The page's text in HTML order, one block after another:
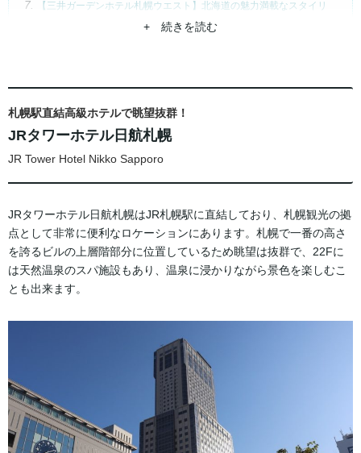
【三井ガーデンホテル札幌ウエスト】北海道の魅力満載なスタイリ
【札幌プリンス】大通公園沿い円筒形タワーホテル！
【札幌ビューホテル大通公園】大通公園目の前、観光アクセス抜
群！
【ロイトン札幌】北大植物園隣接！朝食がオススメ！
【札幌グランドホテル】札幌中心に位置する歴史あるホテル！
【ホテルモントレエーデルホフ札幌】ヨーロピアンクラシックを感
じるお洒落ホテル！
【ホテルクラビーサッポロ】ビール工場跡地に建つクラシカルホテ
【東急ステイ札幌】洗濯乾燥機と電子レンジを全室完備！
すすきの周辺おすすめホテル！
【フェアフィールド・バイ・マリオット札幌】シンプルであること
の美しさ！
【メルキュールホテル 札幌】フランスのデザイン漂うおしゃれな客
室！
+ 続きを読む
札幌駅直結高級ホテルで眺望抜群！
JRタワーホテル日航札幌
JR Tower Hotel Nikko Sapporo
JRタワーホテル日航札幌はJR札幌駅に直結しており、札幌観光の拠
点として非常に便利なロケーションにあります。札幌で一番の高さ
を誇るビルの上層階部分に位置しているため眺望は抜群で、22Fに
は天然温泉のスパ施設もあり、温泉に浸かりながら景色を楽しむこ
とも出来ます。